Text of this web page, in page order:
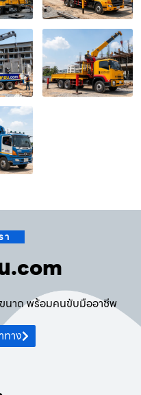
า
.com
ขนาด พร้อมคนขับมืออาชีพ
ทาง